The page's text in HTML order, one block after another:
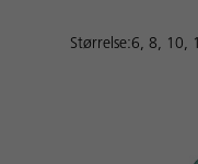
Størrelse:6, 8, 10,